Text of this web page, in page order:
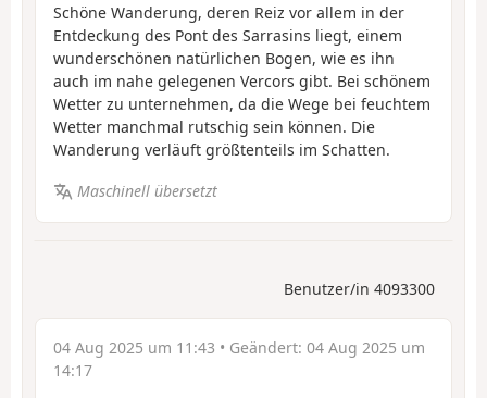
Schöne Wanderung, deren Reiz vor allem in der
Entdeckung des Pont des Sarrasins liegt, einem
wunderschönen natürlichen Bogen, wie es ihn
auch im nahe gelegenen Vercors gibt. Bei schönem
Wetter zu unternehmen, da die Wege bei feuchtem
Wetter manchmal rutschig sein können. Die
Wanderung verläuft größtenteils im Schatten.
Maschinell übersetzt
Benutzer/in 4093300
04 Aug 2025 um 11:43 • Geändert: 04 Aug 2025 um
14:17